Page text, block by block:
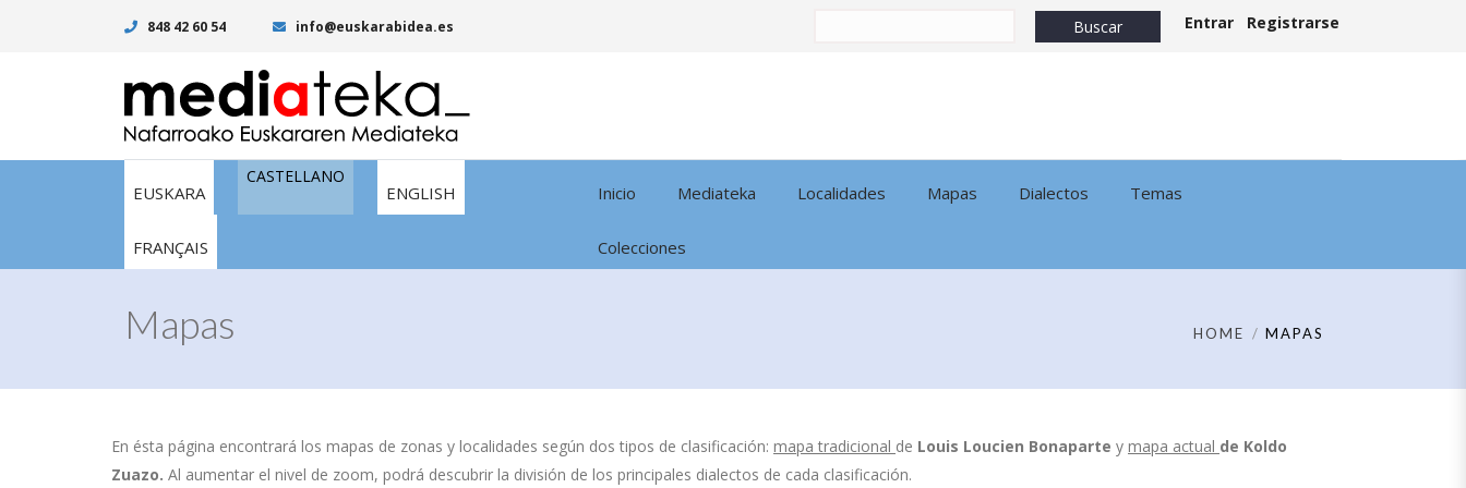
848 42 60 54 info@euskarabidea.es Entrar Registrarse
EUSKARA
CASTELLANO
ENGLISH
FRANÇAIS
Inicio Mediateka Localidades Mapas Dialectos Temas
Colecciones
Mapas HOME MAPAS
En ésta página encontrará los mapas de zonas y localidades según dos tipos de clasificación: mapa tradicional de Louis Loucien Bonaparte y mapa actual de Koldo
Zuazo. Al aumentar el nivel de zoom, podrá descubrir la división de los principales dialectos de cada clasificación.